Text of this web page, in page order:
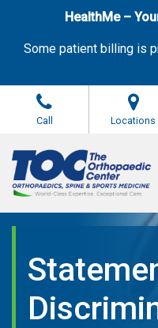
HealthMe –
Some patient billing is
Call Locations
The Orthopaedic
The Orthopaedic